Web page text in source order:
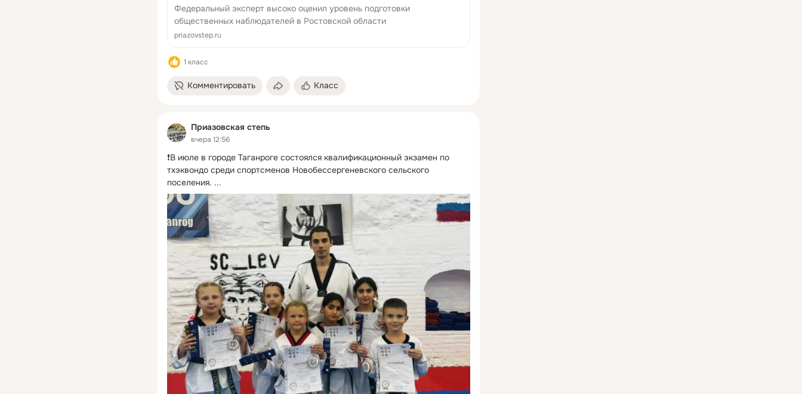
газеты "Приазовская степь"
Федеральный эксперт высоко оценил уровень подготовки
общественных наблюдателей в Ростовской области
priazovstep.ru
1 класс
Комментировать Класс
Приазовская степь
вчера 12:56
❗В июле в городе Таганроге состоялся квалификационный экзамен по
тхэквондо среди спортсменов Новобессергеневского сельского
поселения. ...